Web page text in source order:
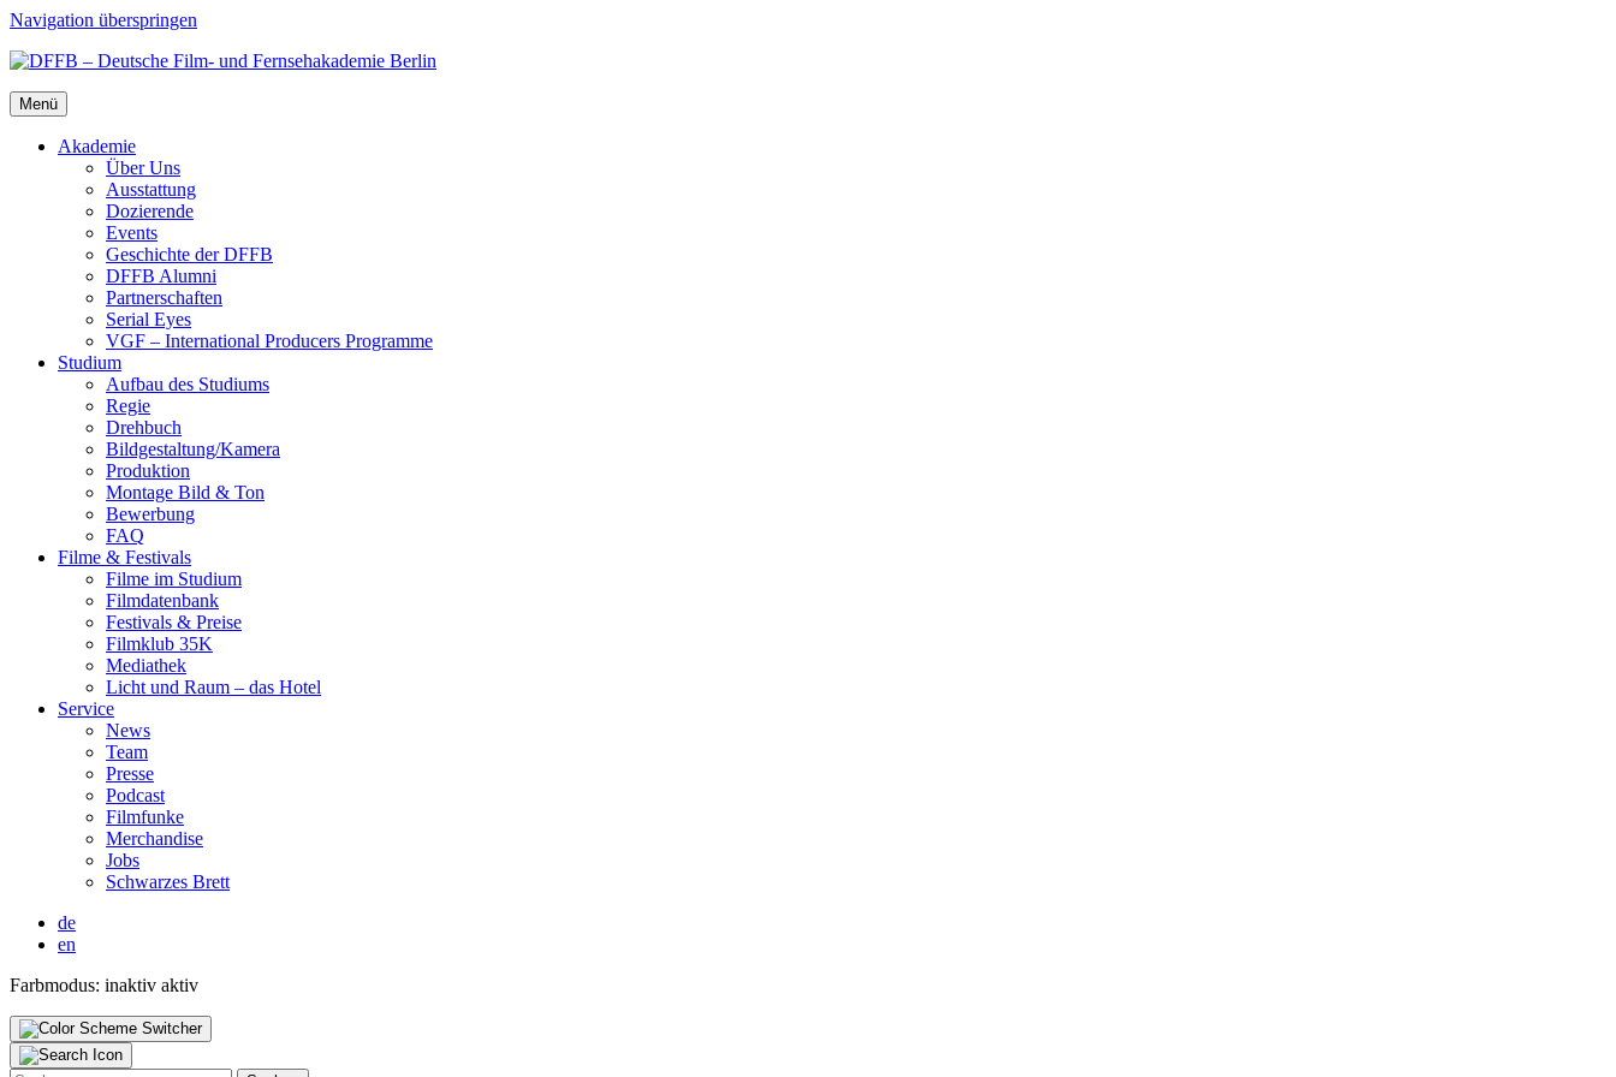
Navigation überspringen
Menü
Aka­de­mie
Über Uns
Aus­stat­tung
Dozie­ren­de
Events
Geschich­te der DFFB
DFFB Alum­ni
Part­ner­schaf­ten
Seri­al Eyes
VGF – Inter­na­tio­nal Pro­du­cers Pro­gram­me
Stu­di­um
Auf­bau des Stu­di­ums
Regie
Dreh­buch
Bildgestaltung/​​Kamera
Pro­duk­ti­on
Mon­ta­ge Bild & Ton
Bewer­bung
FAQ
Fil­me & Fes­ti­vals
Fil­me im Stu­di­um
Film­da­ten­bank
Fes­ti­vals & Prei­se
Film­klub 35K
Media­thek
Licht und Raum – das Hotel
Ser­vice
News
Team
Pres­se
Pod­cast
Film­fun­ke
Mer­chan­di­se
Jobs
Schwar­zes Brett
de
en
Farbmodus: inaktiv aktiv